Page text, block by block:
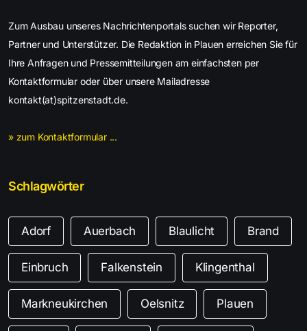
Zum Ausbau unseres Nachrichtenportals suchen wir Reporter,
Partner und Unterstützer. Die Redaktion in Plauen erreichen Sie für
Ihre Anfragen und Pressemitteilungen am einfachsten per
Kontaktformular oder über unsere Mailadresse
kontakt(at)spitzenstadt.de.
» zum Kontaktformular ...
Schlagwörter
Adorf Auerbach Blaulicht Brand
Einbruch Falkenstein Klingenthal
Markneukirchen Oelsnitz Plauen